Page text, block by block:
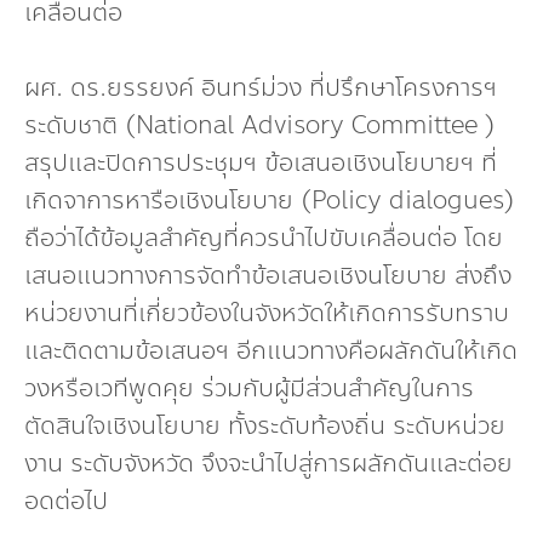
เคลื่อนต่อ
ผศ. ดร.ยรรยงค์ อินทร์ม่วง ที่ปรึกษาโครงการฯ
ระดับชาติ (National Advisory Committee )
สรุปและปิดการประชุมฯ ข้อเสนอเชิงนโยบายฯ ที่
เกิดจาการหารือเชิงนโยบาย (Policy dialogues)
ถือว่าได้ข้อมูลสำคัญที่ควรนำไปขับเคลื่อนต่อ โดย
เสนอแนวทางการจัดทำข้อเสนอเชิงนโยบาย ส่งถึง
หน่วยงานที่เกี่ยวข้องในจังหวัดให้เกิดการรับทราบ
และติดตามข้อเสนอฯ อีกแนวทางคือผลักดันให้เกิด
วงหรือเวทีพูดคุย ร่วมกับผู้มีส่วนสำคัญในการ
ตัดสินใจเชิงนโยบาย ทั้งระดับท้องถิ่น ระดับหน่วย
งาน ระดับจังหวัด จึงจะนำไปสู่การผลักดันและต่อย
อดต่อไป